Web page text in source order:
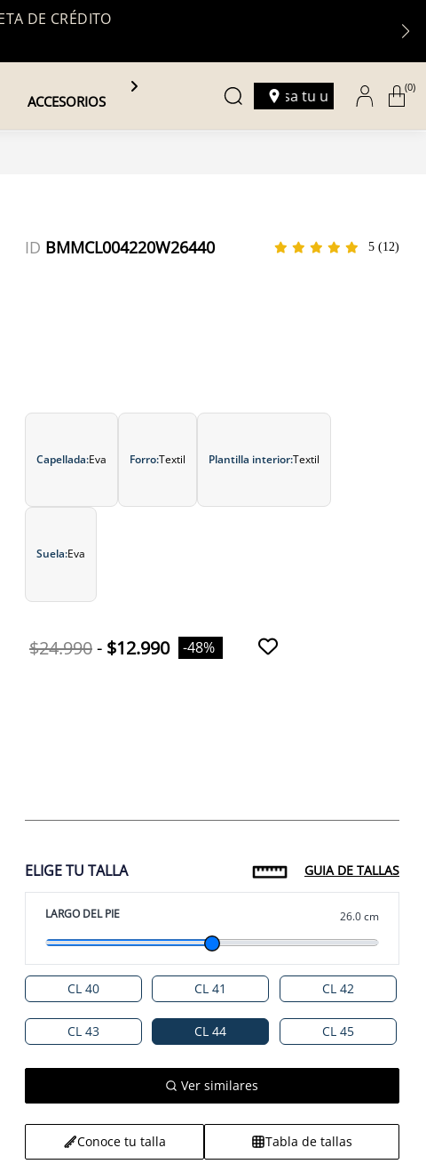
DE CRÉDITO
Ingresa tu ubicación (0)
ACCESORIOS
ID BMMCL004220W26440 5 (12)
$24.990- $12.990 -48%
Capellada:Eva Forro:Textil Plantilla interior:Textil
Suela:Eva
ELIGE TU TALLA GUIA DE TALLAS
LARGO DEL PIE 26.0 cm
CL 40 CL 41 CL 42
CL 43 CL 44 CL 45
Ver similares
Conoce tu talla Tabla de tallas